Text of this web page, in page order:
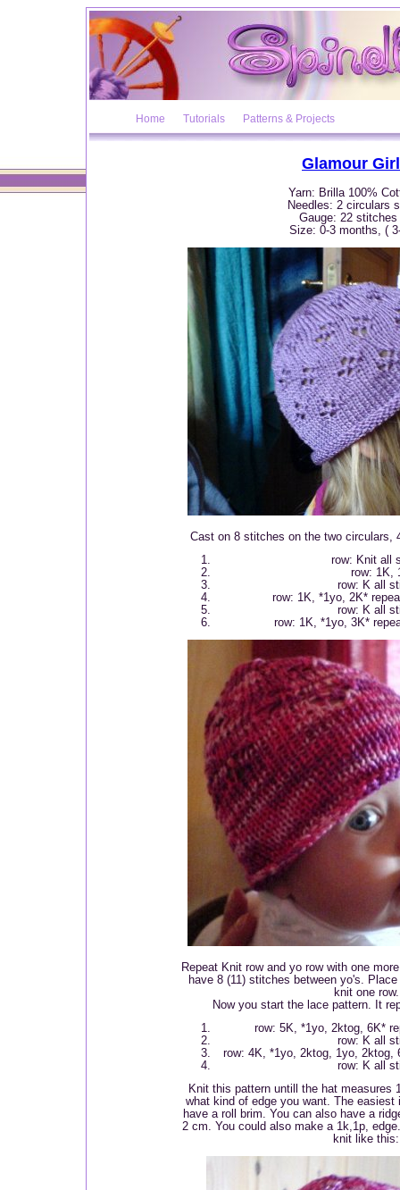
Home Tutorials Patterns & Projects
Glamour
Yarn: Brilla 100%
Needles: 2 circulars
Gauge: 22
Size: 0-3 months, (
Cast on 8 stitches on the two circulars,
row: Knit all
row: 1K,
row: K all
row: 1K, *1yo, 2K*
row: K all
row: 1K, *1yo, 3K*
Repeat Knit row and yo row with one
have 8 (11) stitches between yo's.
knit one row.
Now you start the lace pattern. It
row: 5K, *1yo, 2ktog, 6K*
row: K all
row: 4K, *1yo, 2ktog, 1yo, 2ktog,
row: K all
Knit this pattern untill the hat measures
what kind of edge you want. The
have a roll brim. You can also have a
2 cm. You could also make a 1k,1p,
knit like this: